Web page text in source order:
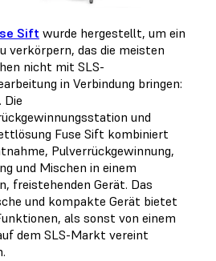
Sift wurde hergestellt, um ein
verkörpern, das die meisten
nicht mit SLS-
in Verbindung bringen:
Die
und
Fuse Sift kombiniert
Pulverrückgewinnung,
und Mischen in einem
freistehenden Gerät. Das
und kompakte Gerät bietet
als sonst von einem
dem SLS-Markt vereint